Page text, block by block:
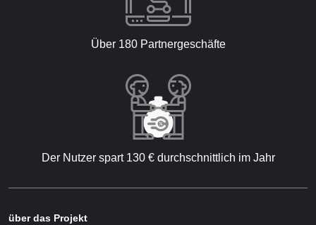
Über 180 Partnergeschäfte
Der Nutzer spart 130 € durchschnittlich im Jahr
über das Projekt